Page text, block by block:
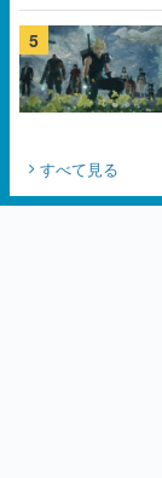
5
すべて見る